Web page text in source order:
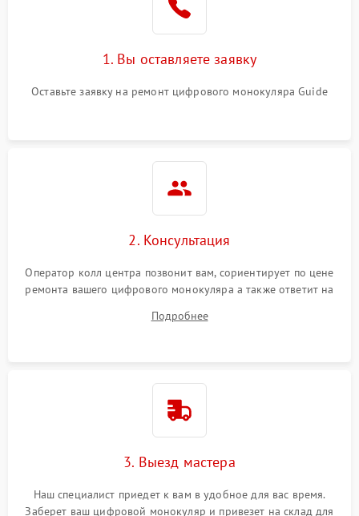
1. Вы оставляете заявку
Оставьте заявку на ремонт цифрового монокуляра Guide
2. Консультация
Оператор колл центра позвонит вам, сориентирует по цене
ремонта вашего цифрового монокуляра а также ответит на
Подробнее
3. Выезд мастера
Наш специалист приедет к вам в удобное для вас время.
Заберет ваш цифровой монокуляр и привезет на склад для